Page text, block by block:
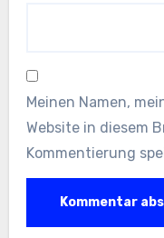
Meinen Namen,
Website in diesem
Kommentierung